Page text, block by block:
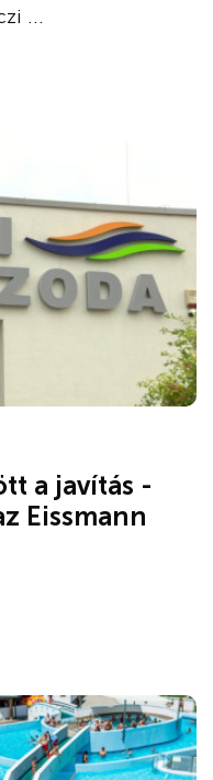
...
a javítás -
Eissmann